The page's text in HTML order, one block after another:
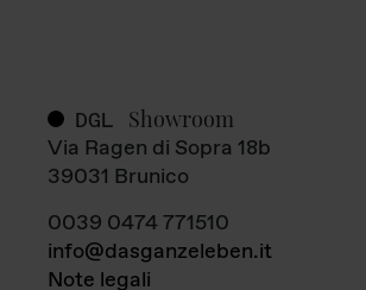
DGL Showroom
Via Ragen di Sopra 18b
39031 Brunico
0039 0474 771510
info@dasganzeleben.it
Note legali